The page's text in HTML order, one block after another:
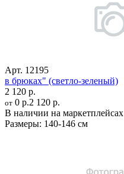
Арт. 12195
в брюках" (светло-зеленый)
2 120 р.
от 0 р.2 120 р.
В наличии на маркетплейсах
Размеры: 140-146 см